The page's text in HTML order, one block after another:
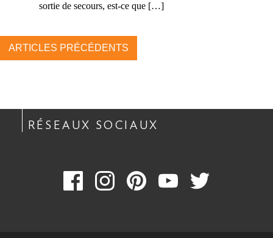
sortie de secours, est-ce que […]
ARTICLES PRÉCÉDENTS
RÉSEAUX SOCIAUX